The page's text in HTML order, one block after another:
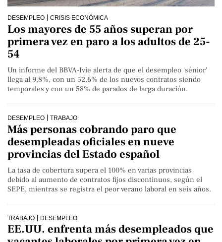
DESEMPLEO CRISIS ECONÓMICA
Los mayores de 55 años superan por
primera vez en paro a los adultos de 25-
54
Un informe del BBVA-Ivie alerta de que el desempleo 'sénior'
llega al 9,8%, con un 52,6% de los nuevos contratos siendo
temporales y con un 58% de parados de larga duración.
DESEMPLEO TRABAJO
Más personas cobrando paro que
desempleadas oficiales en nueve
provincias del Estado español
La tasa de cobertura supera el 100% en varias provincias
debido al aumento de contratos fijos discontinuos, según el
SEPE, mientras se registra el peor verano laboral en seis años.
TRABAJO DESEMPLEO
EE.UU. enfrenta más desempleados que